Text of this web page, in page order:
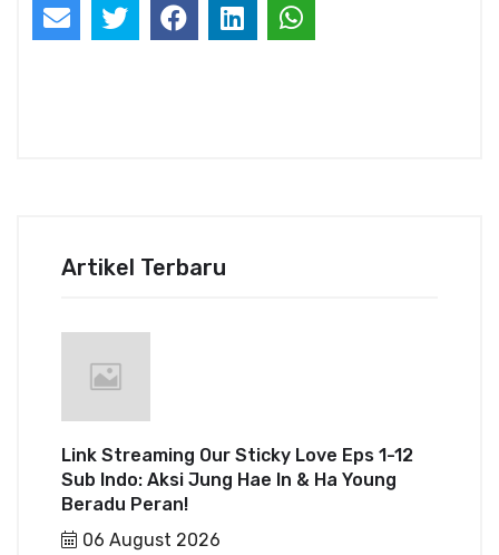
Artikel Terbaru
Link Streaming Our Sticky Love Eps 1-12
Sub Indo: Aksi Jung Hae In & Ha Young
Beradu Peran!
06 August 2026